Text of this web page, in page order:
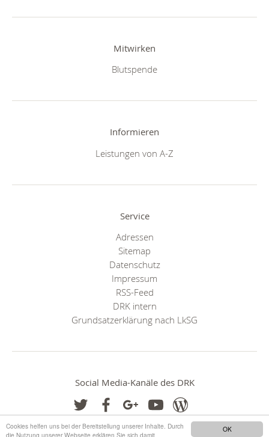
OK
Cookies helfen uns bei der Bereitstellung unserer Inhalte. Durch
die Nutzung unserer Webseite erklären Sie sich damit
Mitwirken
Blutspende
Informieren
Leistungen von A-Z
Service
Adressen
Sitemap
Datenschutz
Impressum
RSS-Feed
DRK intern
Grundsatzerklärung nach LkSG
Social Media-Kanäle des DRK